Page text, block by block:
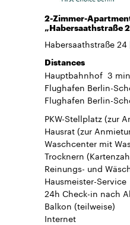
2-Zimmer-
„Habersaathstraße
Habersaathstraße 24
Distances
Hauptbahnhof 3 min
Flughafen Berlin-
Flughafen Berlin-
PKW-Stellplatz(zur
Hausrat(zur
Waschcenter mit
Trocknern
Reinungs- und
Hausmeister-Service
24h Check-in nach
Balkon (teilweise)
Internet